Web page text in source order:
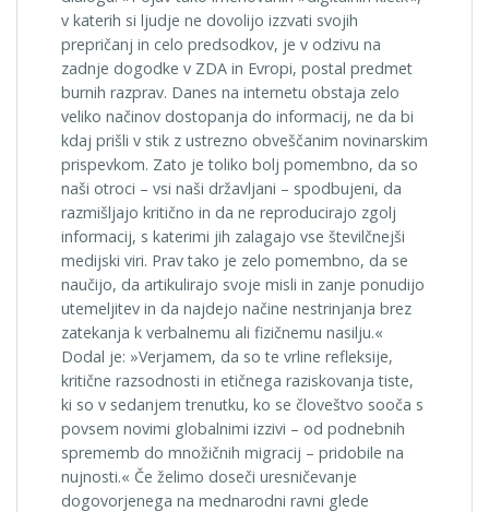
v katerih si ljudje ne dovolijo izzvati svojih
prepričanj in celo predsodkov, je v odzivu na
zadnje dogodke v ZDA in Evropi, postal predmet
burnih razprav. Danes na internetu obstaja zelo
veliko načinov dostopanja do informacij, ne da bi
kdaj prišli v stik z ustrezno obveščanim novinarskim
prispevkom. Zato je toliko bolj pomembno, da so
naši otroci – vsi naši državljani – spodbujeni, da
razmišljajo kritično in da ne reproducirajo zgolj
informacij, s katerimi jih zalagajo vse številčnejši
medijski viri. Prav tako je zelo pomembno, da se
naučijo, da artikulirajo svoje misli in zanje ponudijo
utemeljitev in da najdejo načine nestrinjanja brez
zatekanja k verbalnemu ali fizičnemu nasilju.«
Dodal je: »Verjamem, da so te vrline refleksije,
kritične razsodnosti in etičnega raziskovanja tiste,
ki so v sedanjem trenutku, ko se človeštvo sooča s
povsem novimi globalnimi izzivi – od podnebnih
sprememb do množičnih migracij – pridobile na
nujnosti.« Če želimo doseči uresničevanje
dogovorjenega na mednarodni ravni glede